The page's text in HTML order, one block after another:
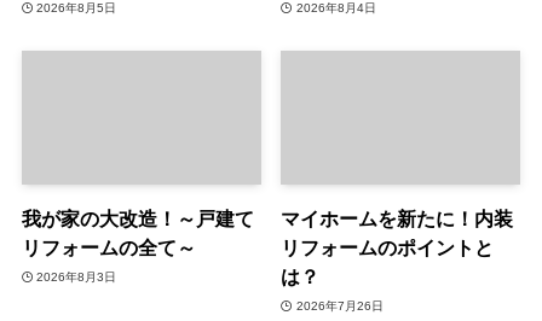
2026年8月5日 2026年8月4日
我が家の大改造！～戸建て
リフォームの全て～
2026年8月3日
マイホームを新たに！内装
リフォームのポイントと
は？
2026年7月26日